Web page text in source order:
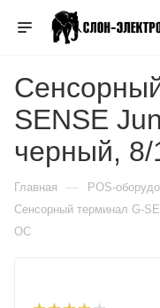
SENSE
черный,
Главная — POS-
Сенсорный терминал G-
ОС